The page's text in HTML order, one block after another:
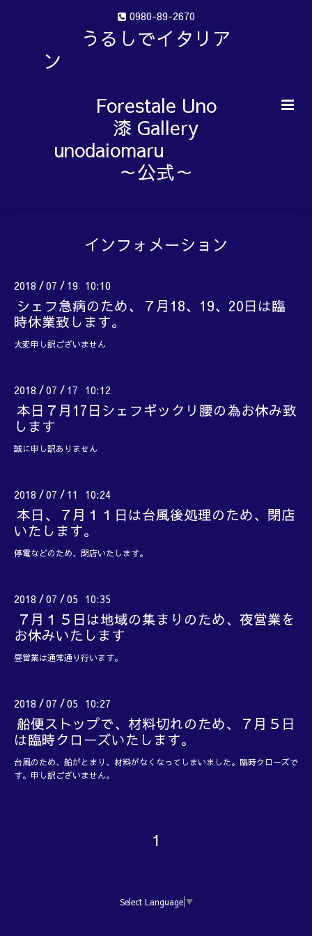
0980-89-2670
うるしでイタリア
ン
Forestale Uno
漆 Gallery
unodaiomaru
～公式～
インフォメーション
2018 /07 / 19 10:10
シェフ急病のため、７月18、19、20日は臨
時休業致します。
大変申し訳ございません
2018 /07 / 17 10:12
本日７月17日シェフギックリ腰の為お休み致
します
誠に申し訳ありません
2018 /07 / 11 10:24
本日、７月１１日は台風後処理のため、閉店
いたします。
停電などのため、閉店いたします。
2018 /07 /05 10:35
７月１５日は地域の集まりのため、夜営業を
お休みいたします
昼営業は通常通り行います。
2018 /07 /05 10:27
船便ストップで、材料切れのため、７月５日
は臨時クローズいたします。
台風のため、船がとまり、材料がなくなってしまいました。臨時クローズで
す。申し訳ございません。
1
Select Language ▼